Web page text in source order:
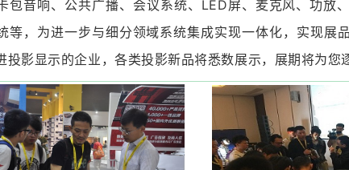
包音响、公共广播、会议系统、 LED屏、麦克风、功放
等，为进一步与细分领域系统集成实现一体化，实现展
投影显示的企业，各类投影新品将悉数展示， 展期将为您